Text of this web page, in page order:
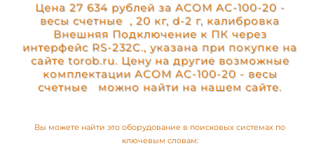
Цена 27 634 рублей за ACOM AC-100-20 -
весы счетные , 20 кг, d-2 г, калибровка
Внешняя Подключение к ПК через
интерфейс RS-232C., указана при покупке на
сайте torob.ru. Цену на другие возможные
комплектации ACOM AC-100-20 - весы
счетные можно найти на нашем сайте.
Вы можете найти это оборудование в поисковых системах по
ключевым словам: